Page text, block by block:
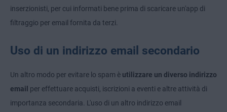
inserzionisti, per cui informati bene prima di scaricare un'app di
filtraggio per email fornita da terzi.
Uso di un indirizzo email secondario
Un altro modo per evitare lo spam è utilizzare un diverso indirizzo
email per effettuare acquisti, iscrizioni a eventi e altre attività di
importanza secondaria. L'uso di un altro indirizzo email